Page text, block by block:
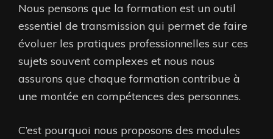
Nous pensons que la formation est un outil
essentiel de transmission qui permet de faire
évoluer les pratiques professionnelles sur ces
sujets souvent complexes et nous nous
assurons que chaque formation contribue à
une montée en compétences des personnes.
C’est pourquoi nous proposons des modules